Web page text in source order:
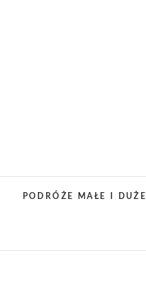
PODRÓŻE MAŁE I DUŻE